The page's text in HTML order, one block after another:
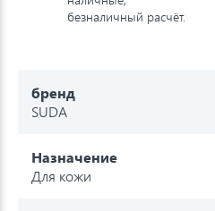
безналичный расчёт.
бренд
SUDA
Назначение
Для кожи